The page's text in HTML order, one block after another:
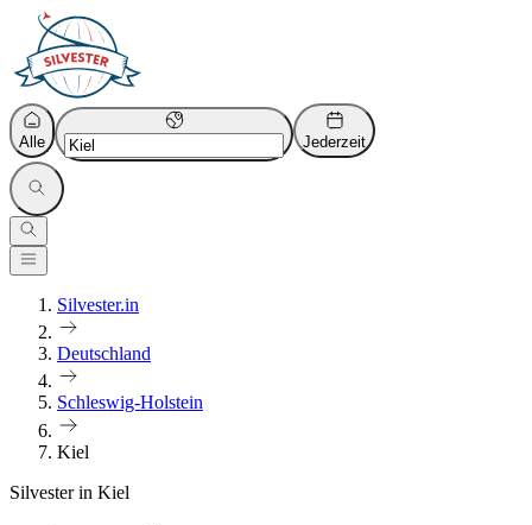
Alle Jederzeit
Silvester.in
Deutschland
Schleswig-Holstein
Kiel
Silvester in Kiel